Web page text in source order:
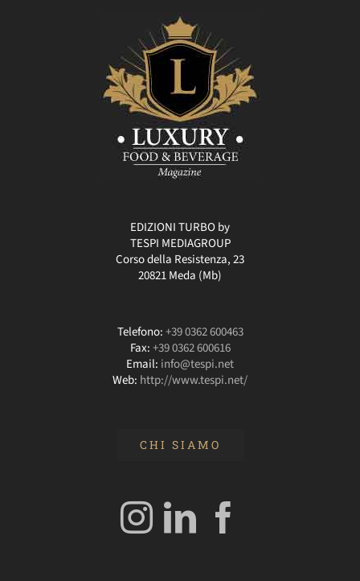
EDIZIONI TURBO by
TESPI MEDIAGROUP
Corso della Resistenza, 23
20821 Meda (Mb)
Telefono:+39 0362 600463
Fax:+39 0362 600616
Email: info@tespi.net
Web: http://www.tespi.net/
CHI SIAMO